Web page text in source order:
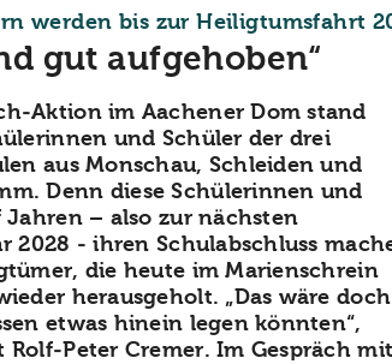
werden bis zur Heiligtumsfahrt
gut aufgehoben“
Aktion im Aachener Dom stand
und Schüler der drei
aus Monschau, Schleiden und
Denn diese Schülerinnen und
– also zur nächsten
2028 - ihren Schulabschluss
die heute im Marienschrein
herausgeholt. „Das wäre doch
etwas hinein legen könnten“,
Peter Cremer. Im Gespräch mit